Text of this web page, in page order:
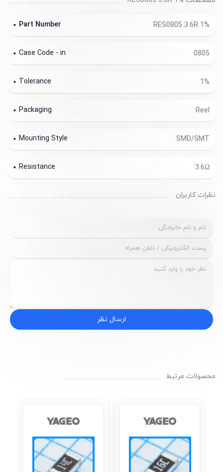
RES0805 3.6R 1%
Part Number
0805
Case Code - in
1%
Tolerance
Reel
Packaging
SMD/SMT
Mounting Style
3.6Ω
Resistance
نظرات کاربران
ارسال نظر
محصولات مرتبط